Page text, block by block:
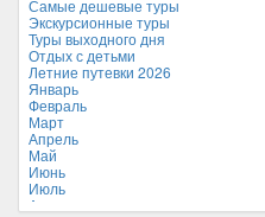
Ческе-Будеевице
Чешский Крумлов
Яхимов
Самые дешевые туры
Экскурсионные туры
Туры выходного дня
Отдых с детьми
Летние путевки 2026
Январь
Февраль
Март
Апрель
Май
Июнь
Июль
Август